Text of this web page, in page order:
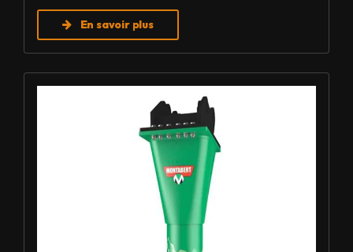
En savoir plus
Louer BRH - Montabert SC-22